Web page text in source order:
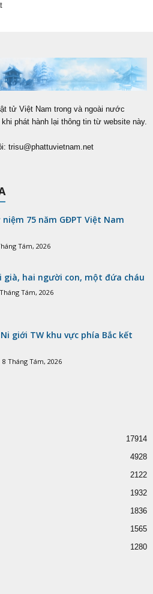
tử Việt Nam trong và ngoài nước
phát hành lại thông tin từ website này.
trisu@phattuvietnam.net
niệm 75 năm GĐPT Việt Nam
Tám, 2026
già, hai người con, một đứa cháu
Tám, 2026
giới TW khu vực phía Bắc kết
8 Tháng Tám, 2026
17914
4928
2122
1932
1836
1565
1280